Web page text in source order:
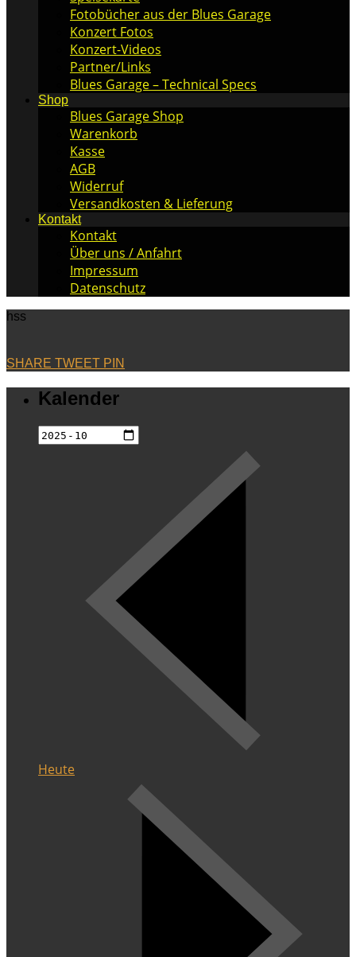
Fotobücher aus der Blues Garage
Konzert Fotos
Konzert-Videos
Partner/Links
Blues Garage – Technical Specs
Shop
Blues Garage Shop
Warenkorb
Kasse
AGB
Widerruf
Versandkosten & Lieferung
Kontakt
Kontakt
Über uns / Anfahrt
Impressum
Datenschutz
hss
SHARE TWEET PIN
Kalender
Heute